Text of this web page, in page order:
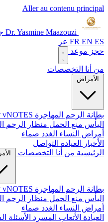
Aller au contenu principal
Dr. Yasmine Maazouzi
FR EN ES
عر
حجز موعد
من أنا التخصصات
الأمراض
بطانة الرحم المهاجرة vNOTES
اليأس منع الحمل منظار الرحم
أمراض النساء الغدد صماء
الأخبار
العيادة التواصل
الرئيسية من أنا التخصصات
بطانة الرحم المهاجرة vNOTES
اليأس منع الحمل منظار الرحم
أمراض النساء الغدد صماء
العيادة الأتعاب المسرد الأسئلة